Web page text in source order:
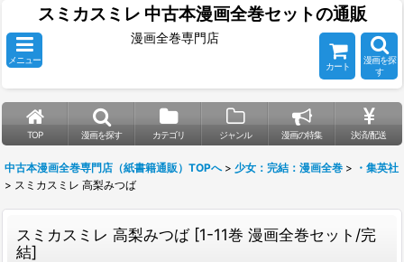
スミカスミレ 中古本漫画全巻セットの通販
メニュー
漫画全巻専門店
カート
漫画を探
す
TOP 漫画を探す カテゴリ ジャンル 漫画の特集 決済/配送
中古本漫画全巻専門店（紙書籍通販）TOPへ > 少女：完結：漫画全巻 > ・集英社
> スミカスミレ 高梨みつば
スミカスミレ 高梨みつば [1-11巻 漫画全巻セット/完
結]